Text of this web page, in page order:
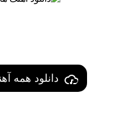
دانلود همه